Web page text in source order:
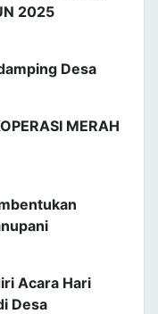
2025
Desa
MERAH
Acara Hari
Desa